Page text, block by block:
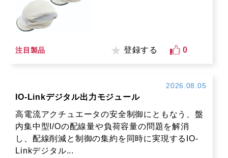
注目製品 登録する 0
2026.08.05
IO-Linkデジタル出力モジュール
高電流アクチュエータの安全制御にともなう、盤
内集中型I/Oの配線量や負荷容量の問題を解消
し、配線削減と制御の集約を同時に実現するIO-
Linkデジタル...